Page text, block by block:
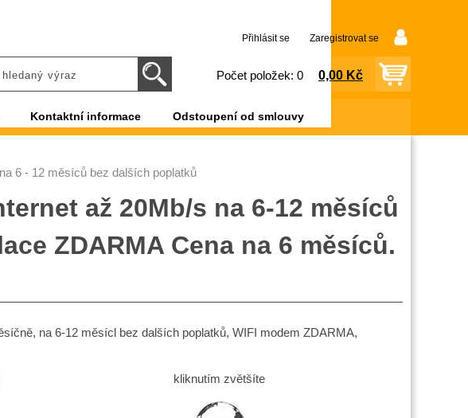
Přihlásit se Zaregistrovat se
Počet položek: 0 0,00 Kč
Kontaktní informace Odstoupení od smlouvy
6 - 12 měsíců bez dalších poplatků
až 20Mb/s na 6-12 měsíců
ZDARMA Cena na 6 měsíců.
na 6-12 měsícl bez dalších poplatků, WIFI modem ZDARMA,
kliknutím zvětšíte